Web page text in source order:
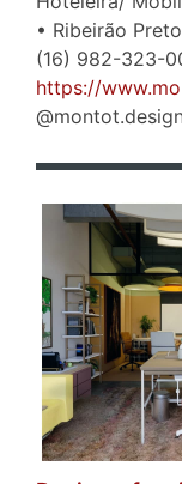
• Ribeirão
(16) 982-323-
https://
@montot.design